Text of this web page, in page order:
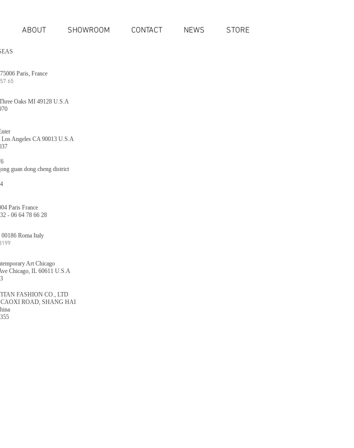
ABOUT SHOWROOM CONTACT NEWS STORE
Paris, France
65
Oaks MI 49128 U.S.A
Angeles CA 90013 U.S.A
guan dong cheng district
Paris France
- 06 64 78 66 28
Roma​ Italy
Art Chicago
Chicago, IL 60611 U.S.A
FASHION CO., LTD
CAOXI ROAD, SHANG HAI